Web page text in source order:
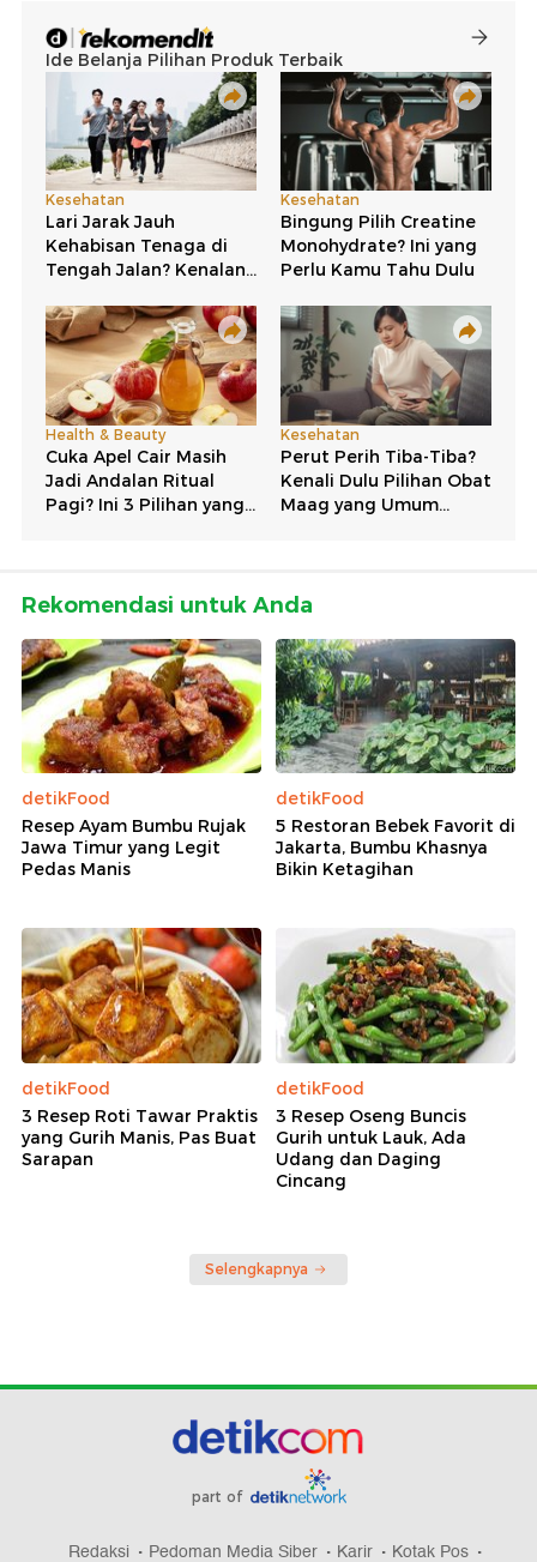
Rekomendasi untuk Anda
detikFood
Resep Ayam Bumbu Rujak
Jawa Timur yang Legit
Pedas Manis
detikFood
5 Restoran Bebek Favorit di
Jakarta, Bumbu Khasnya
Bikin Ketagihan
detikFood
3 Resep Roti Tawar Praktis
yang Gurih Manis, Pas Buat
Sarapan
detikFood
3 Resep Oseng Buncis
Gurih untuk Lauk, Ada
Udang dan Daging
Cincang
Selengkapnya
part of
Redaksi Pedoman Media Siber Karir Kotak Pos